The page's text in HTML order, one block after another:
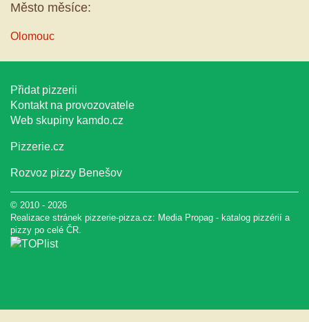
Město měsíce:
Olomouc
Přidat pizzerii
Kontakt na provozovatele
Web skupiny kamdo.cz
Pizzerie.cz
Rozvoz pizzy Benešov
© 2010 - 2026
Realizace stránek pizzerie-pizza.cz: Media Propag - katalog pizzérií a
pizzy po celé ČR.